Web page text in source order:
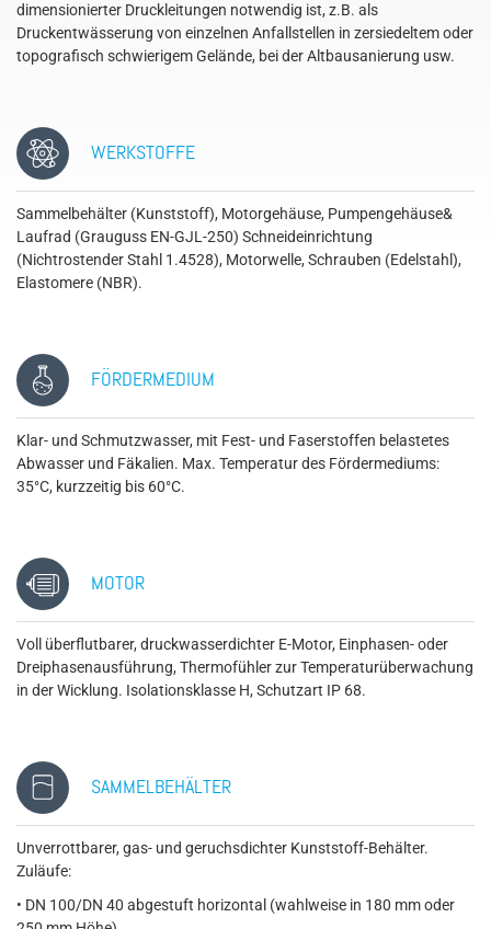
dimensionierter Druckleitungen notwendig ist, z.B. als
Druckentwässerung von einzelnen Anfallstellen in zersiedeltem oder
topografisch schwierigem Gelände, bei der Altbausanierung usw.
WERKSTOFFE
Sammelbehälter (Kunststoff), Motorgehäuse, Pumpengehäuse&
Laufrad (Grauguss EN-GJL-250) Schneideinrichtung
(Nichtrostender Stahl 1.4528), Motorwelle, Schrauben (Edelstahl),
Elastomere (NBR).
FÖRDERMEDIUM
Klar- und Schmutzwasser, mit Fest- und Faserstoffen belastetes
Abwasser und Fäkalien. Max. Temperatur des Fördermediums:
35°C, kurzzeitig bis 60°C.
MOTOR
Voll überflutbarer, druckwasserdichter E-Motor, Einphasen- oder
Dreiphasenausführung, Thermofühler zur Temperaturüberwachung
in der Wicklung. Isolationsklasse H, Schutzart IP 68.
SAMMELBEHÄLTER
Unverrottbarer, gas- und geruchsdichter Kunststoff-Behälter.
Zuläufe:
• DN 100/DN 40 abgestuft horizontal (wahlweise in 180 mm oder